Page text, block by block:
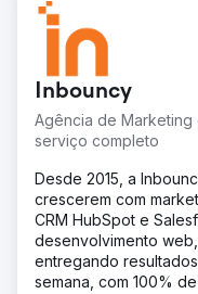
Desafio
Uma boutique
internamente, mas
e gastos não
estruturado e as
público ou categoria
Solução
Reconstruímos a
implementamos
anúncios de pesquisa
Também otimizamos
no feed e
acompanhamento de
Inbouncy
Agência de Marketing
serviço completo
Desde 2015, a
crescerem com
CRM HubSpot e
desenvolvimento
entregando
semana, com 100%